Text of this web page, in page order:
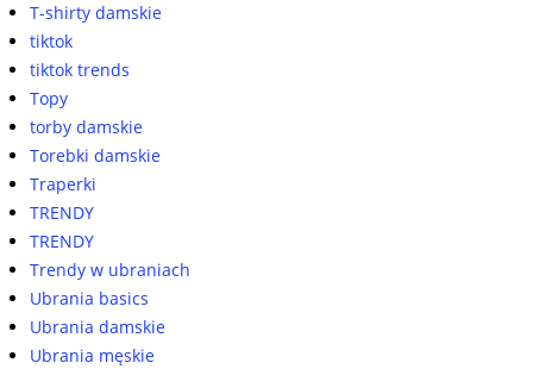
T-shirty damskie
tiktok
tiktok trends
Topy
torby damskie
Torebki damskie
Traperki
TRENDY
TRENDY
Trendy w ubraniach
Ubrania basics
Ubrania damskie
Ubrania męskie